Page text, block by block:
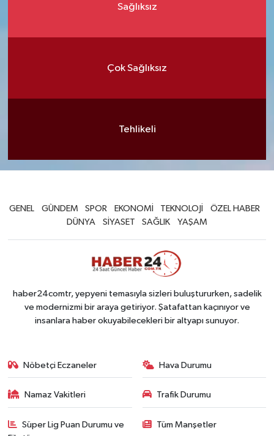
Sağlıksız
Çok Sağlıksız
Tehlikeli
GENEL GÜNDEM SPOR EKONOMİ TEKNOLOJİ
ÖZEL HABER
DÜNYA
SİYASET SAĞLIK YAŞAM
haber24comtr, yepyeni temasıyla sizleri buluştururken, sadelik
ve modernizmi bir araya getiriyor. Şatafattan kaçınıyor ve
insanlara haber okuyabilecekleri bir altyapı sunuyor.
Nöbetçi Eczaneler Hava Durumu
Namaz Vakitleri Trafik Durumu
Süper Lig Puan Durumu ve
Tüm Manşetler